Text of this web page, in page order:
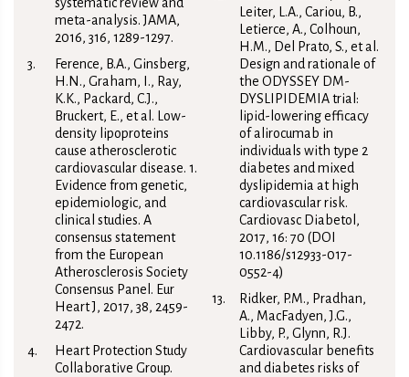
meta-analysis. JAMA,
2016, 316, 1289-1297.
Ference, B.A., Ginsberg,
H.N., Graham, I., Ray,
K.K., Packard, C.J.,
Bruckert, E., et al. Low-
density lipoproteins
cause atherosclerotic
cardiovascular disease. 1.
Evidence from genetic,
epidemiologic, and
clinical studies. A
consensus statement
from the European
Atherosclerosis Society
Consensus Panel. Eur
Heart J, 2017, 38, 2459-
2472.
Heart Protection Study
Collaborative Group.
Leiter, L.A., Cariou, B.,
Letierce, A., Colhoun,
H.M., Del Prato, S., et al.
Design and rationale of
the ODYSSEY DM-
DYSLIPIDEMIA trial:
lipid-lowering efficacy
of alirocumab in
individuals with type 2
diabetes and mixed
dyslipidemia at high
cardiovascular risk.
Cardiovasc Diabetol,
2017, 16: 70 (DOI
10.1186/s12933-017-
0552-4)
Ridker, P.M., Pradhan,
A., MacFadyen, J.G.,
Libby, P., Glynn, R.J.
Cardiovascular benefits
and diabetes risks of